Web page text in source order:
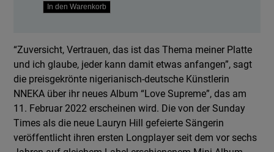
Love
In den Warenkorb
“Zuversicht, Vertrauen, das ist das Thema meiner Platte
und ich glaube, jeder kann damit etwas anfangen”, sagt
die preisgekrönte nigerianisch-deutsche Künstlerin
NNEKA über ihr neues Album “Love Supreme”, das am
11. Februar 2022 erscheinen wird. Die von der Sunday
Times als die neue Lauryn Hill gefeierte Sängerin
veröffentlicht ihren ersten Longplayer seit dem vor sechs